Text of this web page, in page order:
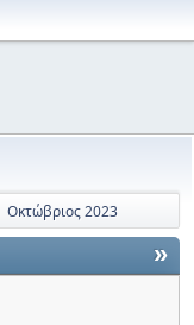
Οκτώβριος 2023
»